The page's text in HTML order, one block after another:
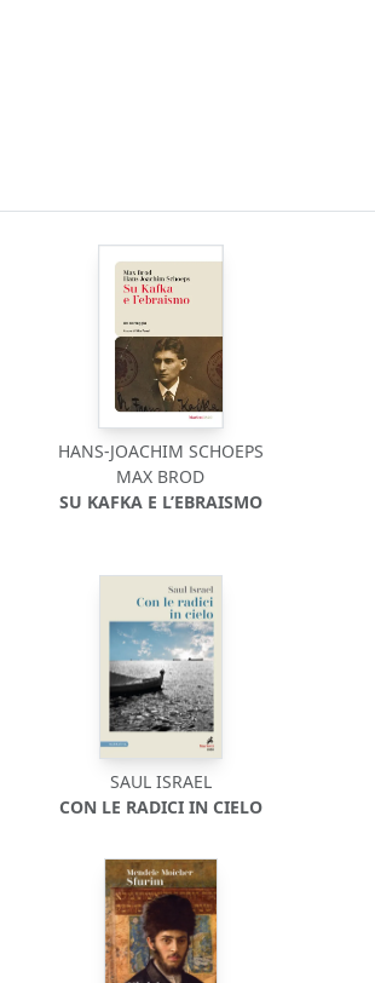
HANS-JOACHIM SCHOEPS
MAX BROD
SU KAFKA E L’EBRAISMO
SAUL ISRAEL
CON LE RADICI IN CIELO